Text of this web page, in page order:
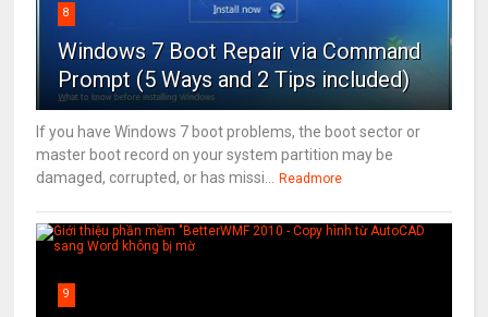
8
Windows 7 Boot Repair via Command
Prompt (5 Ways and 2 Tips included)
If you have Windows 7 boot problems, the boot sector or
master boot record on your system partition may be
damaged, corrupted, or has missi...
Readmore
9